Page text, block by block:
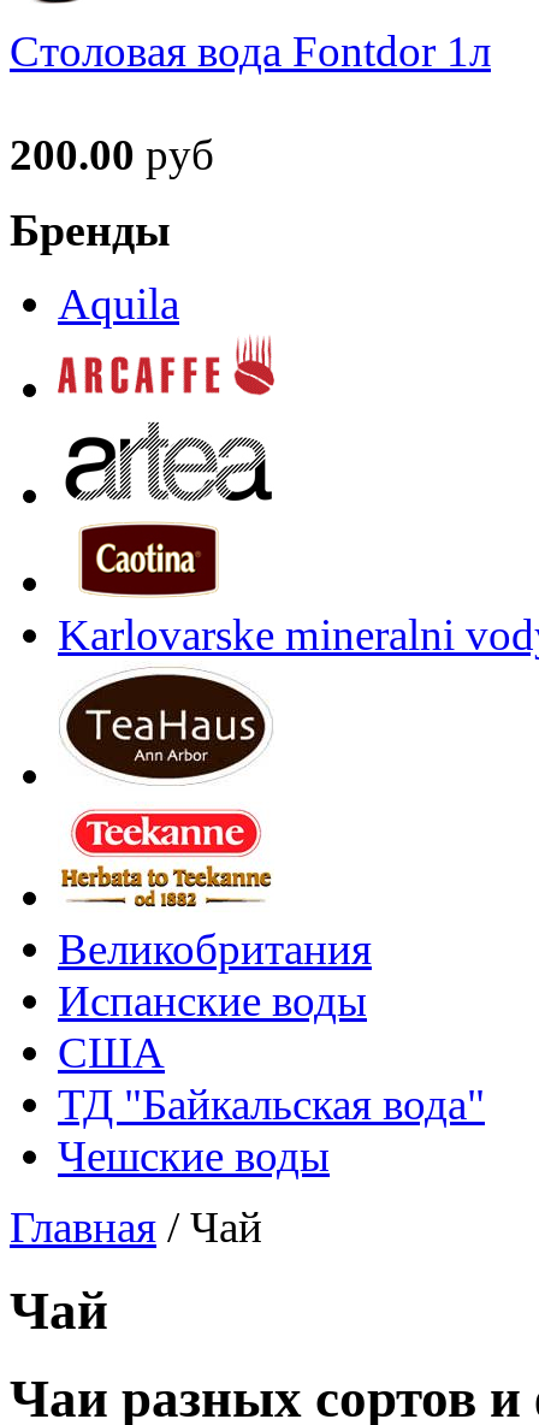
Столовая вода Fontdor 1л
200.00 руб
Бренды
Aquila
Karlovarske mineralni
Великобритания
Испанские воды
США
ТД "Байкальская вода"
Чешские воды
Главная /Чай
Чай
Чаи разных сортов и